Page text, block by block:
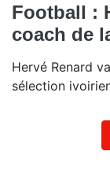
Football :
coach de
Hervé Renard
sélection